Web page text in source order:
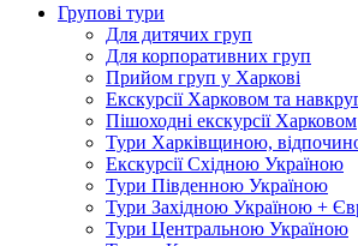
Групові тури
Для дитячих груп
Для корпоративних груп
Прийом груп у Харкові
Екскурсії Харковом та
Пішоходні екскурсії Харковом
Тури Харківщиною,
Екскурсії Східною Україною
Тури Південною Україною
Тури Західною Україною +
Тури Центральною Україною